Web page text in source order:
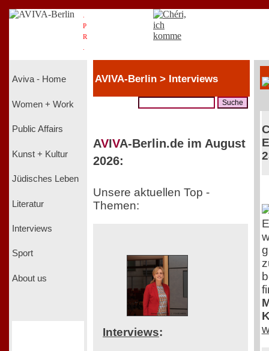
P
R
Aviva - Home
Women + Work
Public Affairs
Kunst + Kultur
Jüdisches Leben
Literatur
Interviews
Sport
About us
AVIVA-Berlin > Interviews
AVIVA-Berlin.de im August
2026:
Unsere aktuellen Top -
Themen:
Interviews: